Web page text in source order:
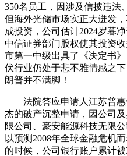
350名员工，因涉及信披违法
但海外光储市场实正大迸发
成投资，公司估计2024岁暮
中信证券部门股权使其投资收
市第一中级出具了《决定书
伏行业仍处于悲不雅情感之
朗普并不满脚！
法院答应申请人江苏普惠
杰的破产沉整申请，因公司
限公司、豪安能源科技无限
以预测2008年全球金融危机
的时候，公司银行账户累计